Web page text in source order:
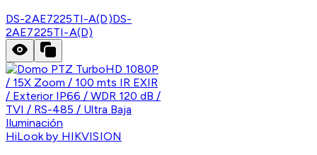
DS-2AE7225TI-A(D)DS-
2AE7225TI-A(D)
HiLook by HIKVISION